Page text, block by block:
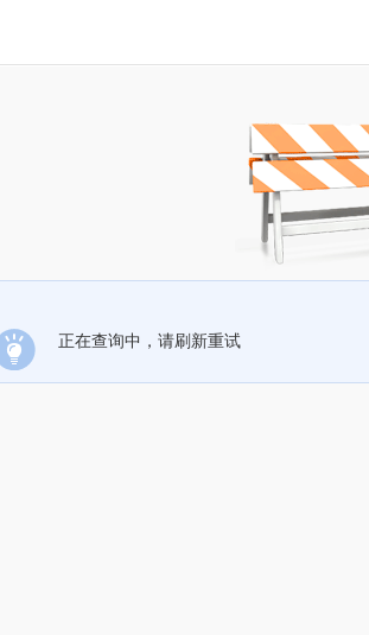
正在查询中，请刷新重试